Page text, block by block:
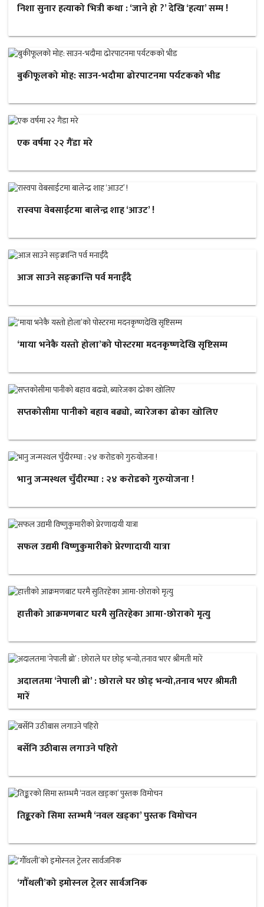
निशा सुनार हत्याको भित्री कथा : ‘जाने हो ?’ देखि ‘हत्या’ सम्म !
बुकीफूलको मोह: साउन-भदौमा ढोरपाटनमा पर्यटकको भीड
एक वर्षमा २२ गैंडा मरे
रास्वपा वेबसाईटमा बालेन्द्र शाह ‘आउट’ !
आज साउने सङ्क्रान्ति पर्व मनाईँदै
‘माया भनेकै यस्तो होला’को पोस्टरमा मदनकृष्णदेखि सृष्टिसम्म
सप्तकोसीमा पानीको बहाव बढ्यो, ब्यारेजका ढोका खोलिए
भानु जन्मस्थल चुँदीरम्घा : २४ करोडको गुरुयोजना !
सफल उद्यमी विष्णुकुमारीको प्रेरणादायी यात्रा
हात्तीको आक्रमणबाट घरमै सुतिरहेका आमा-छोराको मृत्यु
अदालतमा ‘नेपाली ब्रो’ : छोराले घर छोड् भन्यो,तनाव भएर श्रीमती
मारें
बर्सेनि उठीबास लगाउने पहिरो
तिङ्करको सिमा स्तम्भमै ‘नवल खड्का’ पुस्तक विमोचन
‘गौँथली’को इमोस्नल ट्रेलर सार्वजनिक